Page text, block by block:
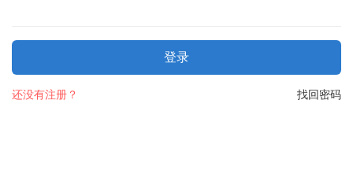
登录
找回密码
还没有注册？